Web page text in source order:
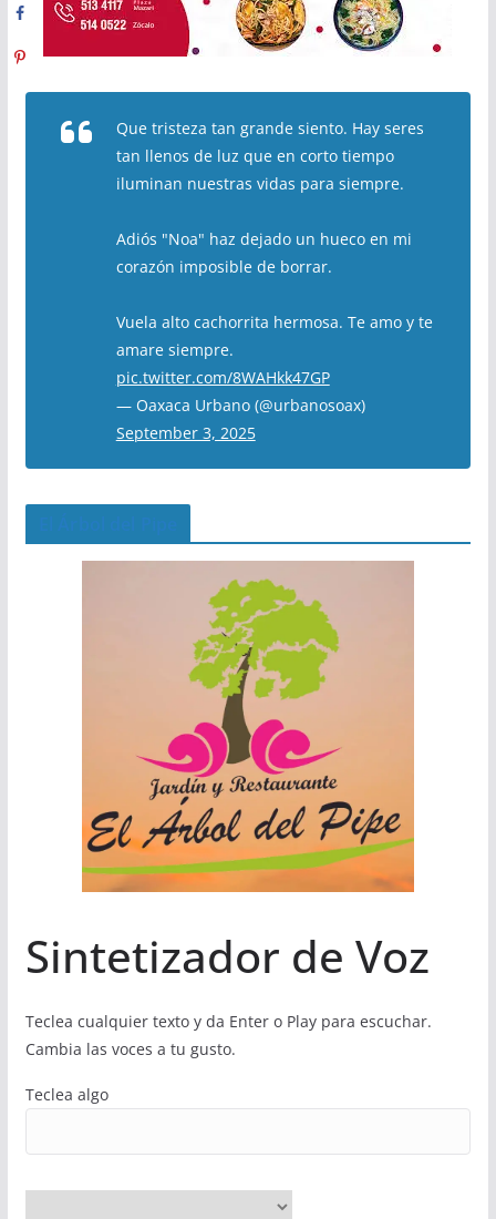
Que tristeza tan grande siento. Hay seres
tan llenos de luz que en corto tiempo
iluminan nuestras vidas para siempre.
Adiós "Noa" haz dejado un hueco en mi
corazón imposible de borrar.
Vuela alto cachorrita hermosa. Te amo y te
amare siempre.
pic.twitter.com/8WAHkk47GP
— Oaxaca Urbano (@urbanosoax)
September 3, 2025
Sintetizador de Voz
Teclea cualquier texto y da Enter o Play para escuchar.
Cambia las voces a tu gusto.
Teclea algo